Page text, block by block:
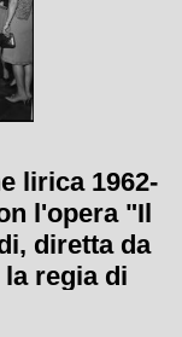
lirica 1962-
l'opera "Il
diretta da
la regia di